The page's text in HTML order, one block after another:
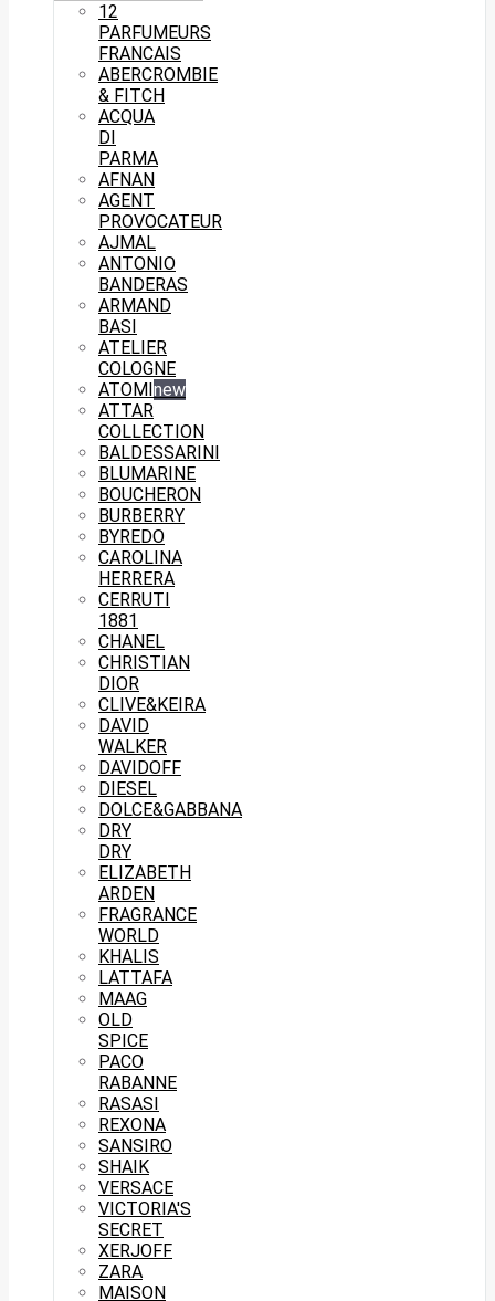
12
PARFUMEURS
FRANCAIS
ABERCROMBIE
& FITCH
ACQUA
DI
PARMA
AFNAN
AGENT
PROVOCATEUR
AJMAL
ANTONIO
BANDERAS
ARMAND
BASI
ATELIER
COLOGNE
ATOMI new
ATTAR
COLLECTION
BALDESSARINI
BLUMARINE
BOUCHERON
BURBERRY
BYREDO
CAROLINA
HERRERA
CERRUTI
1881
CHANEL
CHRISTIAN
DIOR
CLIVE&KEIRA
DAVID
WALKER
DAVIDOFF
DIESEL
DOLCE&GABBANA
DRY
DRY
ELIZABETH
ARDEN
FRAGRANCE
WORLD
KHALIS
LATTAFA
MAAG
OLD
SPICE
PACO
RABANNE
RASASI
REXONA
SANSIRO
SHAIK
VERSACE
VICTORIA'S
SECRET
XERJOFF
ZARA
MAISON